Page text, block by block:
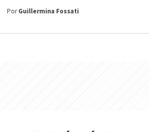
PorGuillermina Fossati